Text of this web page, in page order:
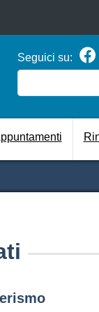
Seguici su: